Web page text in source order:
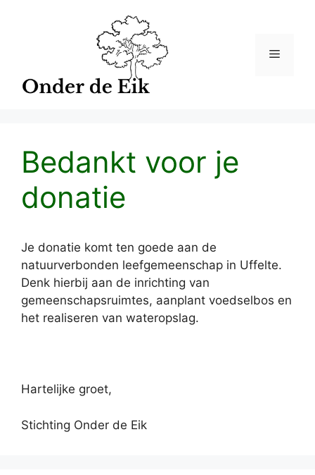
Menu
Bedankt voor je
donatie
Je donatie komt ten goede aan de
natuurverbonden leefgemeenschap in Uffelte.
Denk hierbij aan de inrichting van
gemeenschapsruimtes, aanplant voedselbos en
het realiseren van wateropslag.
Hartelijke groet,
Stichting Onder de Eik